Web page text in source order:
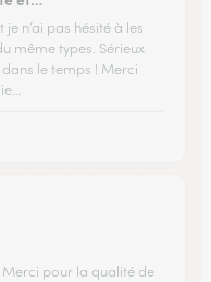
n’ai pas hésité à les
même types. Sérieux
le temps ! Merci
pour la qualité de